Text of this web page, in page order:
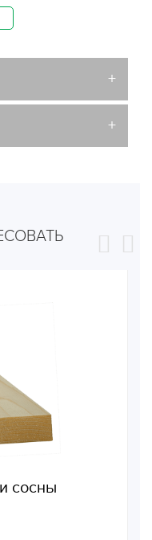
сосны